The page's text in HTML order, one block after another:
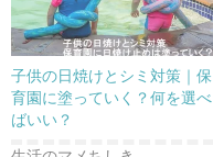
子供の日焼けとシミ対策｜保
育園に塗っていく？何を選べ
ばいい？